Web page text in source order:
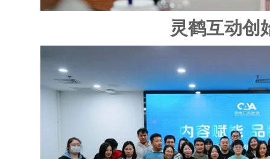
灵鹤互动创